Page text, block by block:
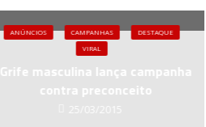
ANÚNCIOS CAMPANHAS
DESTAQUE
VIRAL
Grife masculina lança campanha
contra preconceito
25/03/2015